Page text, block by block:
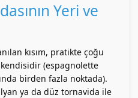
Yeri ve
kısım, pratikte çoğu
(espagnolette
birden fazla noktada).
ya da düz tornavida ile